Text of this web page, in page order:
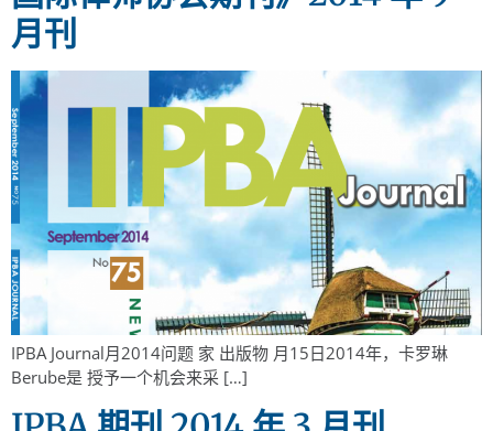
月刊
IPBA Journal月2014问题 家 出版物 月15日2014年，卡罗琳
Berube是 授予一个机会来采 […]